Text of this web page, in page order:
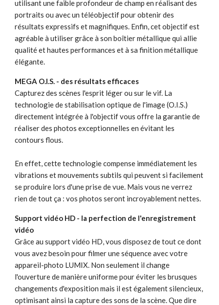
utilisant une faible profondeur de champ en réalisant des
portraits ou avec un téléobjectif pour obtenir des
résultats expressifs et magnifiques. Enfin, cet objectif est
agréable à utiliser grâce à son boîtier métallique qui allie
qualité et hautes performances et à sa finition métallique
élégante.
MEGA O.I.S. - des résultats efficaces
Capturez des scènes l'esprit léger ou sur le vif. La
technologie de stabilisation optique de l'image (O.I.S.)
directement intégrée à l'objectif vous offre la garantie de
réaliser des photos exceptionnelles en évitant les
contours flous.
En effet, cette technologie compense immédiatement les
vibrations et mouvements subtils qui peuvent si facilement
se produire lors d'une prise de vue. Mais vous ne verrez
rien de tout ça : vos photos seront incroyablement nettes.
Support vidéo HD - la perfection de l'enregistrement
vidéo
Grâce au support vidéo HD, vous disposez de tout ce dont
vous avez besoin pour filmer une séquence avec votre
appareil-photo LUMIX. Non seulement il change
l'ouverture de manière uniforme pour éviter les brusques
changements d'exposition mais il est également silencieux,
optimisant ainsi la capture des sons de la scène. Que dire